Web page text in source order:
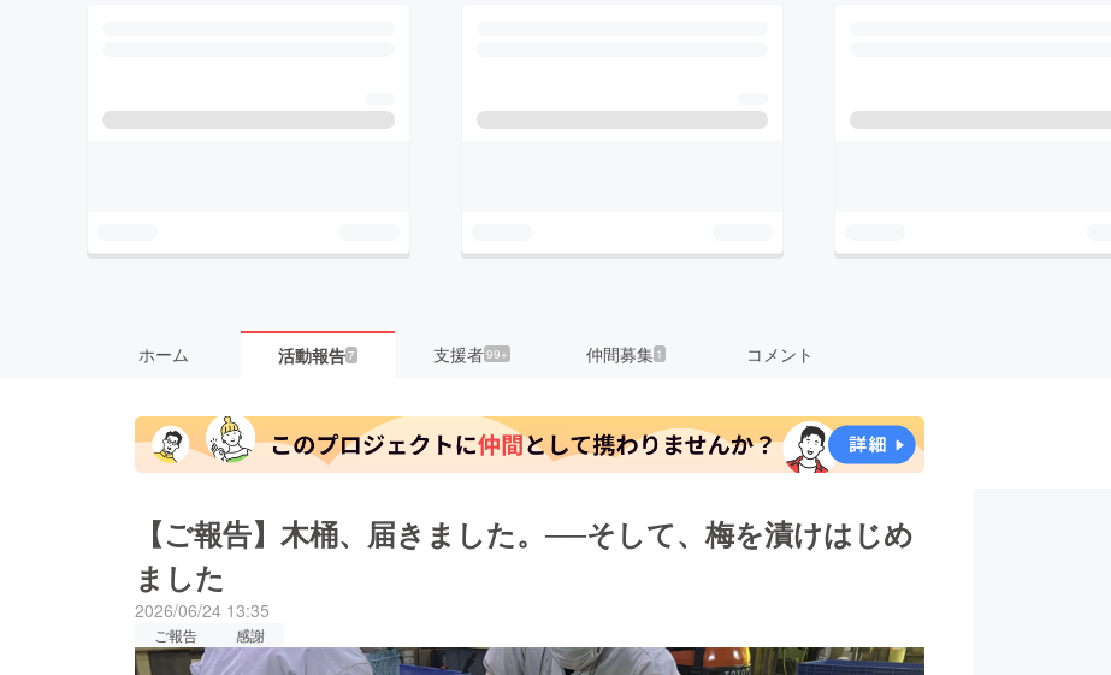
ホーム 活動報告7 支援者99+ 仲間募集 1 コメント
【ご報告】木桶、届きました。──そして、梅を漬けはじめ
ました
2026/06/24 13:35
ご報告 感謝